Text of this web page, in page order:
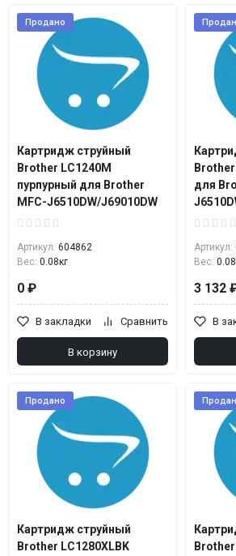
Продано
Картридж струйный
Brother LC1240M
пурпурный для Brother
MFC-J6510DW/J69010DW
Артикул: 604862
Вес: 0.08кг
0 ₽
В закладки Сравнить
В корзину
для
Артикул:
Вес:
3 132
В
Продано
Картридж струйный
Brother LC1280XLBK